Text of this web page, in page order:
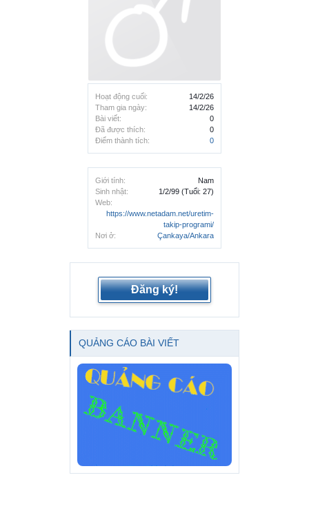
Hoạt động cuối:
14/2/26
Tham gia ngày:
14/2/26
Bài viết:
0
Đã được thích:
0
Điểm thành tích:
0
Giới tính:
Nam
Sinh nhật:
1/2/99 (Tuổi: 27)
Web:
https://www.netadam.net/uretim-
takip-programi/
Nơi ở:
Çankaya/Ankara
Đăng ký!
QUẢNG CÁO BÀI VIẾT